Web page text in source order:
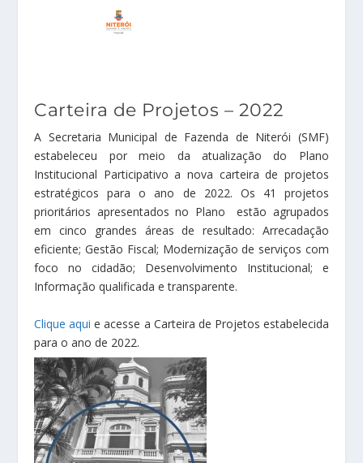
Carteira de Projetos – 2022
A Secretaria Municipal de Fazenda de Niterói (SMF)
estabeleceu por meio da atualização do Plano
Institucional Participativo a nova carteira de projetos
estratégicos para o ano de 2022. Os 41 projetos
prioritários apresentados no Plano estão agrupados
em cinco grandes áreas de resultado: Arrecadação
eficiente; Gestão Fiscal; Modernização de serviços com
foco no cidadão; Desenvolvimento Institucional; e
Informação qualificada e transparente.
Clique aqui e acesse a Carteira de Projetos estabelecida
para o ano de 2022.